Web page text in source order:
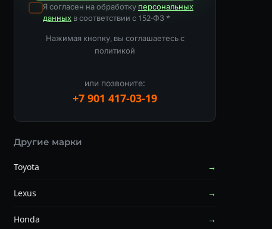
Я согласен на обработку персональных
данных в соответствии с 152-ФЗ *
Нажимая кнопку, вы соглашаетесь с
политикой
или позвоните:
+7 901 417-03-19
Другие марки
Toyota →
Lexus →
Honda →